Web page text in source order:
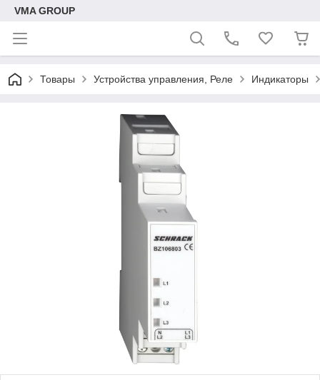
VMA GROUP
Товары Устройства управления, Реле Индикаторы